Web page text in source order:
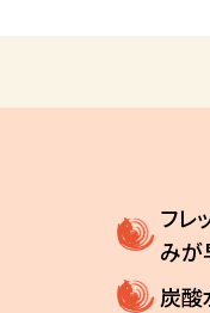
フレ
みが
炭酸